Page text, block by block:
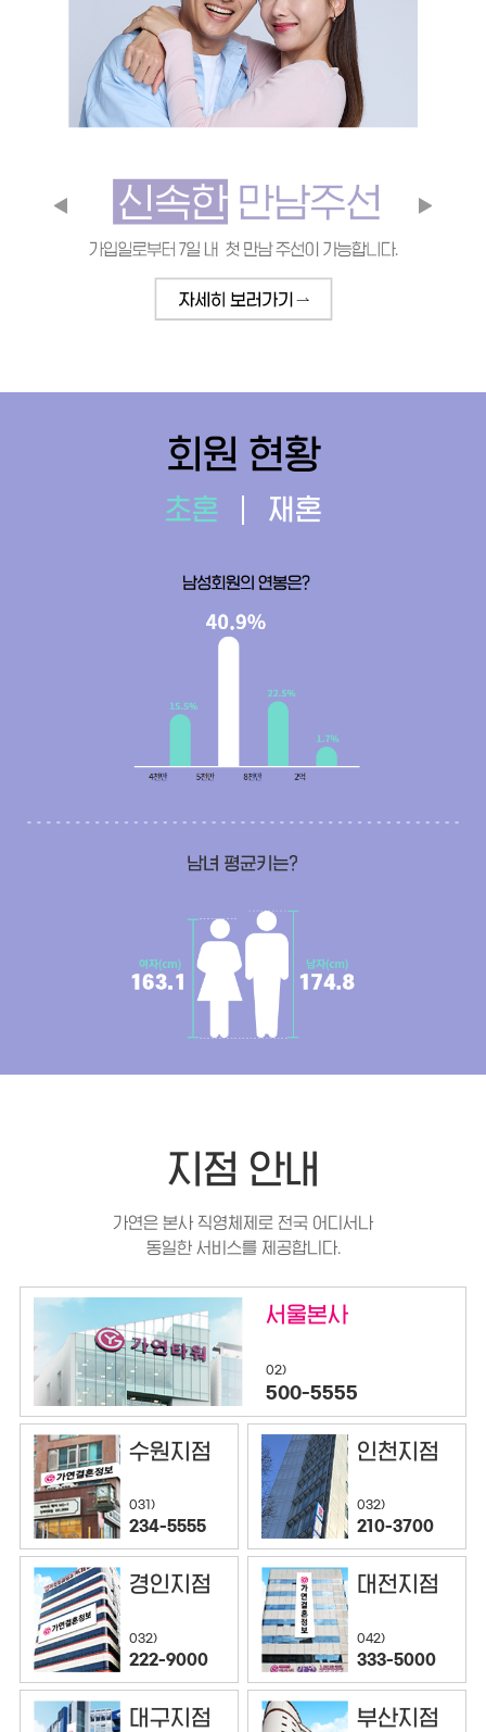
회원 현황
초혼 재혼
지점 안내
가연은 본사 직영체제로 전국 어디서나
동일한 서비스를 제공합니다.
서울본사
02)
500-5555
수원지점
031)
234-5555
인천지점
032)
210-3700
경인지점
032)
222-9000
대전지점
042)
333-5000
대구지점 부산지점